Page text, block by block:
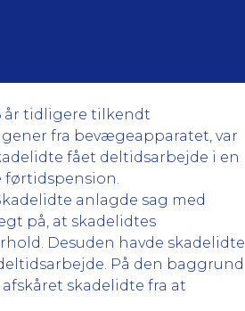
år tidligere tilkendt
fra bevægeapparatet, var
fået deltidsarbejde i en
førtidspension.
anlagde sag med
på, at skadelidtes
Desuden havde skadelidte
På den baggrund
skadelidte fra at